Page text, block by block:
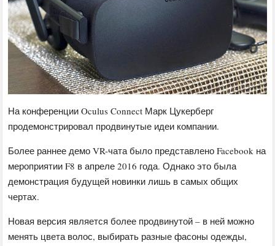
На конференции Oculus Connect Марк Цукерберг
продемонстрировал продвинутые идеи компании.
Более раннее демо VR-чата было представлено Facebook на
мероприятии F8 в апреле 2016 года. Однако это была
демонстрация будущей новинки лишь в самых общих
чертах.
Новая версия является более продвинутой – в ней можно
менять цвета волос, выбирать разные фасоны одежды,